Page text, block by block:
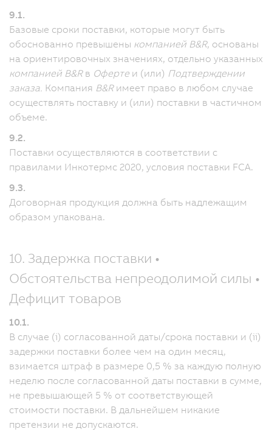
9.1.
Базовые сроки поставки, которые могут быть
обоснованно превышены компанией B&R, основаны
на ориентировочных значениях, отдельно указанных
компанией B&Rв Оферте и (или) Подтверждении
заказа. Компания B&Rимеет право в любом случае
осуществлять поставку и (или) поставки в частичном
объеме.
9.2.
Поставки осуществляются в соответствии с
правилами Инкотермс 2020, условия поставки FCA.
9.3.
Договорная продукция должна быть надлежащим
образом упакована.
10. Задержка поставки •
Обстоятельства непреодолимой силы •
Дефицит товаров
10.1.
В случае (i) согласованной даты/срока поставки и (ii)
задержки поставки более чем на один месяц,
взимается штраф в размере 0,5 % за каждую полную
неделю после согласованной даты поставки в сумме,
не превышающей 5 % от соответствующей
стоимости поставки. В дальнейшем никакие
претензии не допускаются.